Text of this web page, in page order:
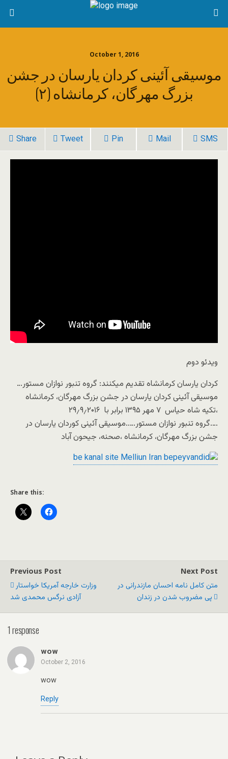
October 1, 2016
موسیقی‌ آئینی کردان یارسان در جشن
بزرگ مهرگان، کرمانشاه (۲)
Share Tweet Pin Mail SMS
ویدئو دوم
کردان یارسان کرمانشاه تقدیم میکنند: گروه تنبور نوازان مستور…
موسیقی‌ آئینی کردان یارسان در جشن بزرگ مهرگان، کرمانشاه
،تکیه شاه حیاس ۷ مهر ۱۳۹۵ برابر با ۲۹٫۹٫۲۰۱۶
….گروه تنبور نوازان مستور…..موسیقی‌ آئینی کوردان یارسان در
جشن بزرگ مهرگان، کرمانشاه ،صحنه، جیحون آباد
Share this:
Previous Post
وزارت خارجه آمریکا خواستار
آزادی نرگس محمدی شد
Next Post
متن کامل نامه احسان مازندرانی در
پی مضروب شدن در زندان
1 response
wow
October 2, 2016
wow
Reply